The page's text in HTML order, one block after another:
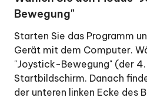
Bewegung"
Starten Sie das Programm
Gerät mit dem Computer.
"Joystick-Bewegung" (der
Startbildschirm. Danach
der unteren linken Ecke des